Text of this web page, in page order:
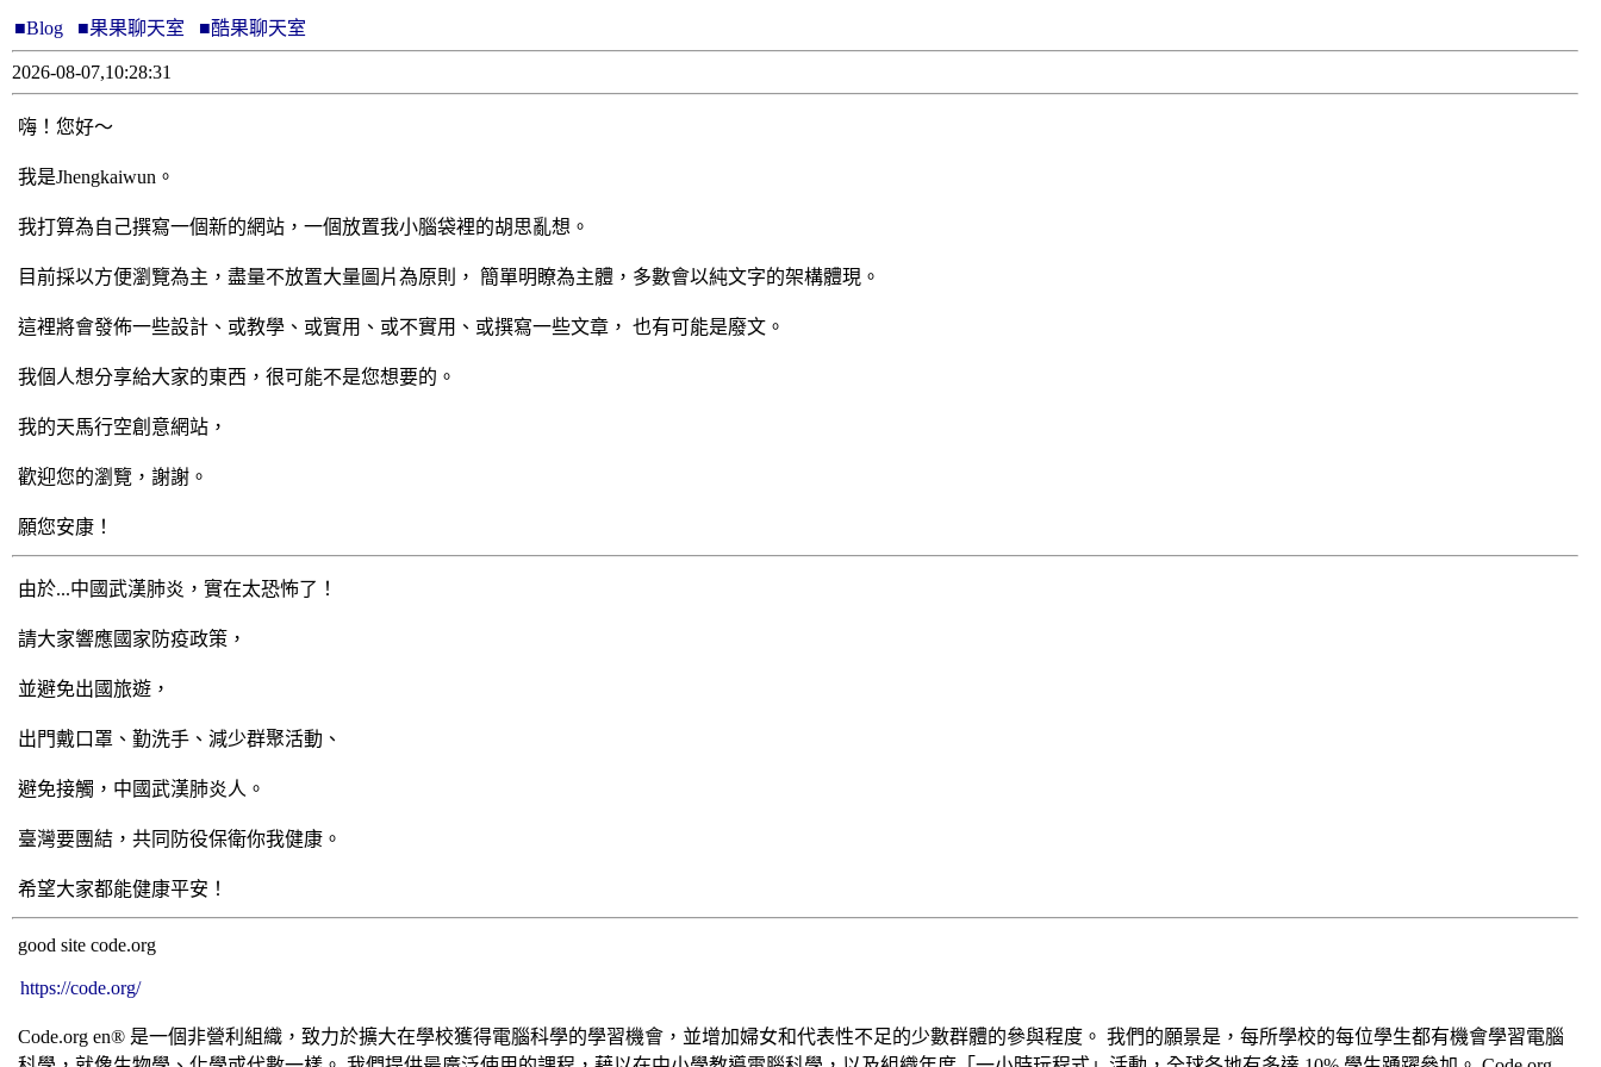
■Blog ■果果聊天室 ■酷果聊天室
2026-08-07,10:28:31
嗨！您好～
我是Jhengkaiwun。
我打算為自己撰寫一個新的網站，一個放置我小腦袋裡的胡思亂想。
目前採以方便瀏覽為主，盡量不放置大量圖片為原則， 簡單明瞭為主體，多數會以純文字的架構體現。
這裡將會發佈一些設計、或教學、或實用、或不實用、或撰寫一些文章， 也有可能是廢文。
我個人想分享給大家的東西，很可能不是您想要的。
我的天馬行空創意網站，
歡迎您的瀏覽，謝謝。
願您安康！
由於...中國武漢肺炎，實在太恐怖了！
請大家響應國家防疫政策，
並避免出國旅遊，
出門戴口罩、勤洗手、減少群聚活動、
避免接觸，中國武漢肺炎人。
臺灣要團結，共同防役保衛你我健康。
希望大家都能健康平安！
good site code.org
https://code.org/
Code.org en® 是一個非營利組織，致力於擴大在學校獲得電腦科學的學習機會，並增加婦女和代表性不足的少數群體的參與程度。 我們的願景是，每所學校的每位學生都有機會學習電腦